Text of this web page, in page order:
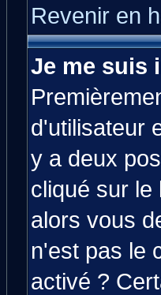
Revenir en
Je me suis
d'utilisateur
y a deux
cliqué sur le
alors vous
n'est pas le
activé ?